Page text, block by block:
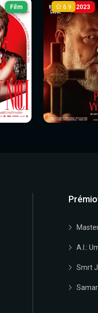
Film 2023
nyní
6.9
Sledovat nyní
A.I.:
Smrt